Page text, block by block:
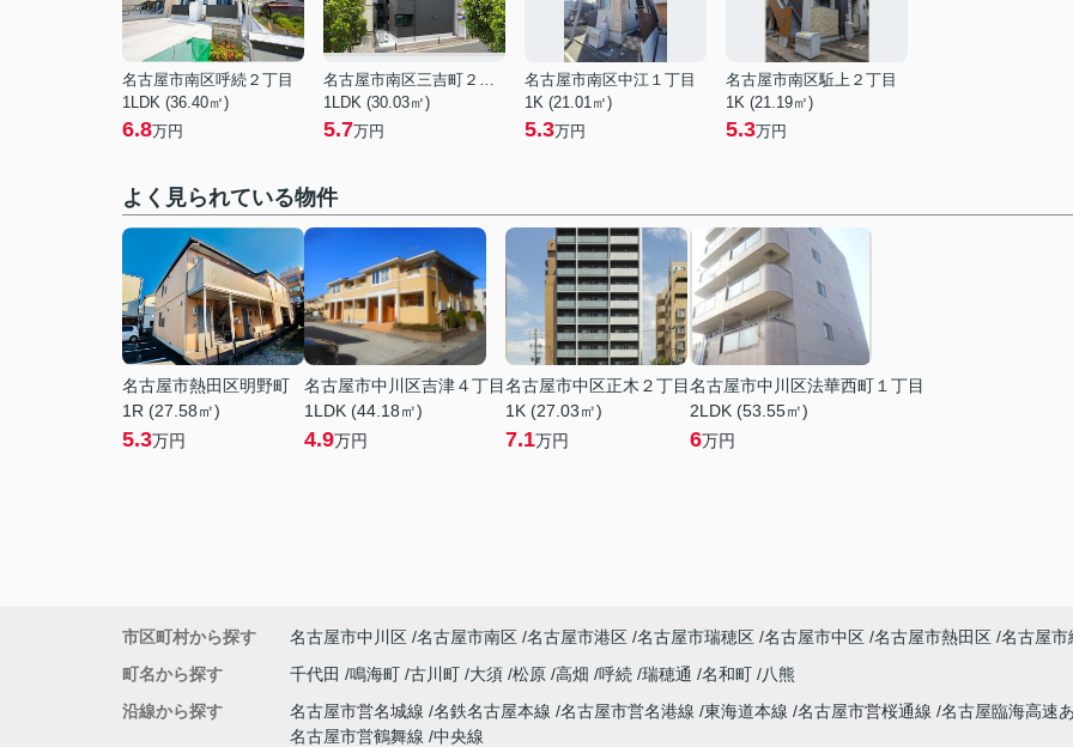
名古屋市南区呼続２丁目
1LDK (36.40㎡)
6.8万円
名古屋市南区三吉町２丁目
1LDK (30.03㎡)
5.7万円
名古屋市南区中江１丁目
1K (21.01㎡)
5.3万円
名古屋市南区駈上２丁目
1K (21.19㎡)
5.3万円
よく見られている物件
名古屋市熱田区明野町
1R (27.58㎡)
5.3万円
名古屋市中川区吉津４丁目
1LDK (44.18㎡)
4.9万円
名古屋市中区正木２丁目
1K (27.03㎡)
7.1万円
名古屋市中川区法華西町１丁目
2LDK (53.55㎡)
6万円
市区町村から探す 名古屋市中川区 名古屋市南区 名古屋市港区 名古屋市瑞穂区 名古屋市中区 名古屋市熱田区 名古屋市
町名から探す
千代田 鳴海町 古川町 大須 松原 高畑 呼続 瑞穂通 名和町
八熊
沿線から探す
名古屋市営名城線 名鉄名古屋本線 名古屋市営名港線 東海道本線 名古屋市営桜通線 名古屋臨海高速
名古屋市営鶴舞線 中央線